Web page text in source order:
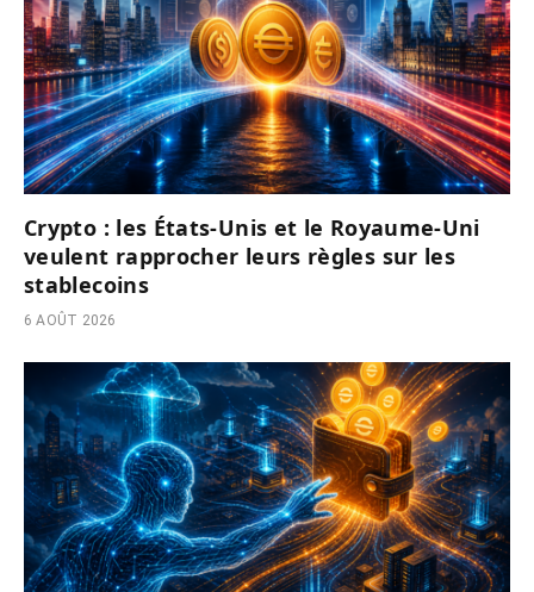
Crypto : les États-Unis et le Royaume-Uni
veulent rapprocher leurs règles sur les
stablecoins
6 AOÛT 2026